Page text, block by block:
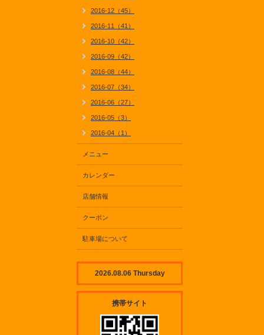
2016-12（45）
2016-11（41）
2016-10（42）
2016-09（42）
2016-08（44）
2016-07（34）
2016-06（27）
2016-05（3）
2016-04（1）
メニュー
カレンダー
店舗情報
クーポン
駐車場について
2026.08.06 Thursday
携帯サイト